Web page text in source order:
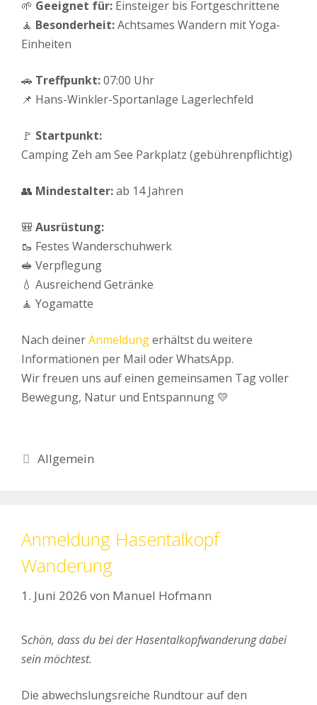
🌱 Geeignet für: Einsteiger bis Fortgeschrittene
🧘 Besonderheit:Achtsames Wandern mit Yoga-
Einheiten
🚗 Treffpunkt:07:00 Uhr
📌 Hans-Winkler-Sportanlage Lagerlechfeld
🚩 Startpunkt:
Camping Zeh am See Parkplatz (gebührenpflichtig)
👥 Mindestalter:ab 14 Jahren
🎒 Ausrüstung:
🥾 Festes Wanderschuhwerk
🥪 Verpflegung
💧 Ausreichend Getränke
🧘 Yogamatte
Nach deinerAnmeldungerhältst du weitere
Informationen per Mail oder WhatsApp.
Wir freuen uns auf einen gemeinsamen Tag voller
Bewegung, Natur und Entspannung 💛
Kategorien
Allgemein
Anmeldung Hasentalkopf
Wanderung
1. Juni 2026 von Manuel Hofmann
Schön, dass du bei der Hasentalkopfwanderung dabei
sein möchtest.
Die abwechslungsreiche Rundtour auf den